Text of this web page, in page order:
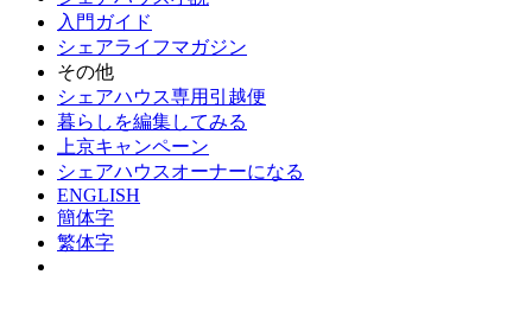
入門ガイド
シェアライフマガジン
その他
シェアハウス専用引越便
暮らしを編集してみる
上京キャンペーン
シェアハウスオーナーになる
ENGLISH
簡体字
繁体字